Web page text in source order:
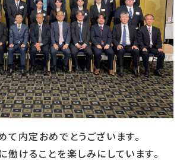
て内定おめでとうございます。
けることを楽しみにしています。